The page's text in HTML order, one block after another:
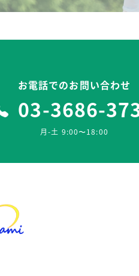
お電話でのお問い合わせ
03-3686-
月-土 9:00〜18:00